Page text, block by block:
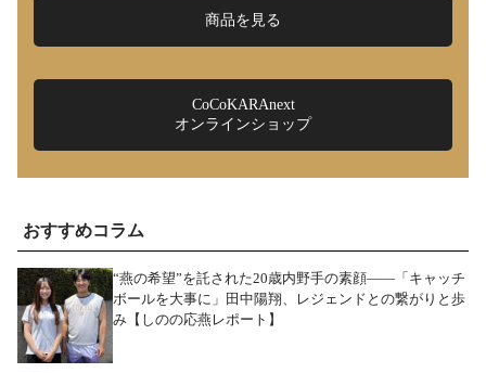
商品を見る
CoCoKARAnext
オンラインショップ
おすすめコラム
“燕の希望”を託された20歳内野手の素顔――「キャッチ
ボールを大事に」田中陽翔、レジェンドとの繋がりと歩
み【しのの応燕レポート】